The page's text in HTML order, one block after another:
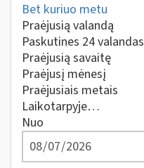
Bet kuriuo metu
Praėjusią valandą
Paskutines 24 valandas
Praėjusią savaitę
Praėjusį mėnesį
Praėjusiais metais
Laikotarpyje…
Nuo